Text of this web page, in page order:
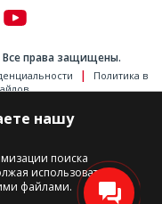
Все права защищены.
Политика в
нашу
поиска
использовать
файлами.